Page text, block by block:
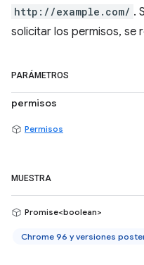
http://example.com/ .
solicitar los permisos, se
PARÁMETROS
permisos
Permisos
MUESTRA
Promise<boolean>
Chrome 96 y versiones